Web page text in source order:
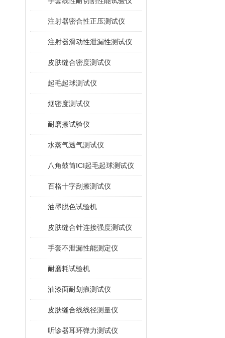
注射器密合性正压测试仪
注射器滑动性泄漏性测试仪
皮肤缝合密度测试仪
起毛起球测试仪
烟密度测试仪
耐磨擦试验仪
水蒸气透气测试仪
八角鼓筒ICI起毛起球测试仪
百格十字刮擦测试仪
油墨脱色试验机
皮肤缝合针连接强度测试仪
手套不泄漏性能测定仪
耐磨耗试验机
油漆面耐划痕测试仪
皮肤缝合线线径测量仪
听诊器耳环弹力测试仪